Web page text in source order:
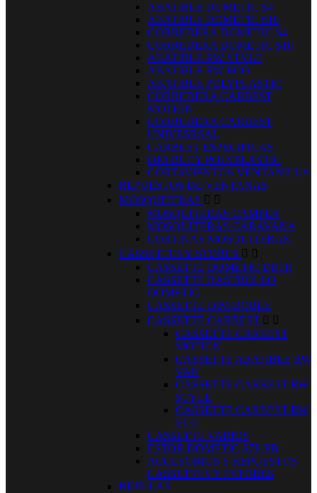
ABATIBLE DOMETIC S4
ABATIBLE DOMETIC S10
CORREDERA DOMETIC S4
CORREDERA DOMETIC S10
ABATIBLE RW STYLE
ABATIBLE RW ECO
ABATIBLE POLYPLASTIC
CORREDERA CARBEST
MOTION
CORREDERA CARBEST
UNIVESRSAL
CARBEST ESPECIFICAS
OJO BUEY POLYPLASTIC
CORTAVIENTOS VENTANILLA
REPUESTOS DE VENTANAS
MOSQUITERAS  
MOSQUITERAS CAMPER
MOSQUITERAS CARAVANA
CORTINAS MOSQUITERAS.
CASSETTES Y STORES  
CASSETTE DOMETIC DB1R
CASSETTE RASTROLLO
DOMETIC
CASSETTE DIM DOBLE
CASSETTE CARBEST  
CASSETTE CARBEST
MOTION
CASSETTE ABATIBLE RW
VAN
CASSETTE CARBEST RW
STYLE
CASSETTE CARBEST RW
ECO
CASSETTE VARIOS
ESTOR DOMETIC S7P-PB
ACCESORIOS Y REPUESTOS
CASSETTES Y ESTORES
REJILLAS